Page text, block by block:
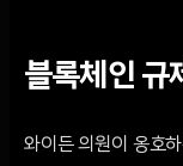
블록체인 규
와이든 의원이 옹호